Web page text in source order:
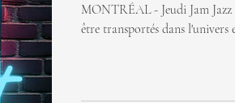
MONTRÉAL - Jeudi Jam Jazz Night au
être transportés dans